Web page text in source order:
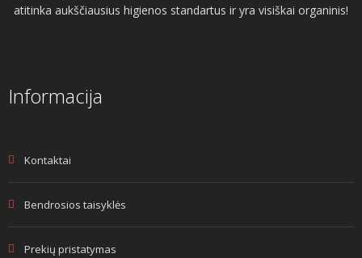
atitinka aukščiausius higienos standartus ir yra visiškai organinis!
Informacija
Kontaktai
Bendrosios taisyklės
Prekių pristatymas